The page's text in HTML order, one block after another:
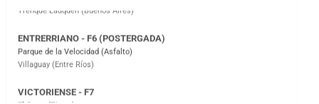
El Cerro (Tierra)
Victoria (Entre Ríos)
Moto Club Reginense (Tierra)